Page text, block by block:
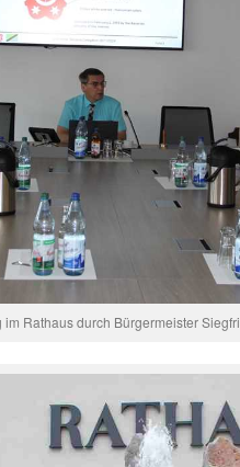
im Rathaus durch Bürgermeister